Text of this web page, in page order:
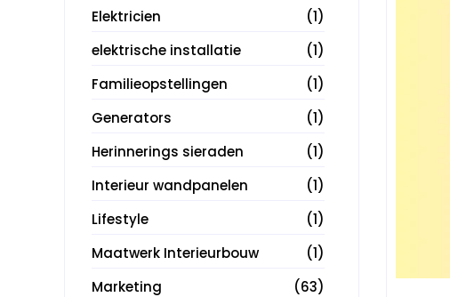
Elektricien
(1)
elektrische installatie
(1)
Familieopstellingen
(1)
Generators
(1)
Herinnerings sieraden
(1)
Interieur wandpanelen
(1)
Lifestyle
(1)
Maatwerk Interieurbouw
(1)
Marketing
(63)